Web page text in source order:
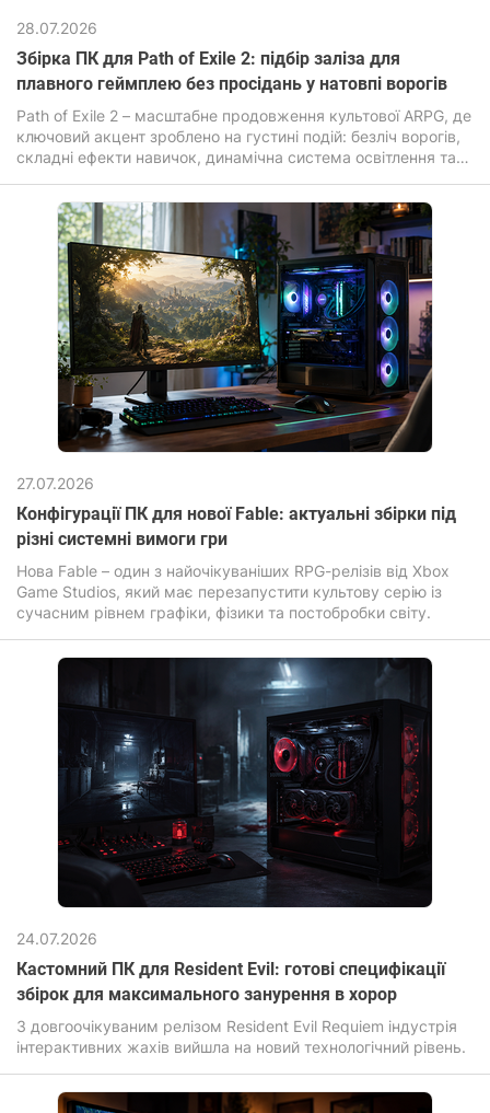
28.07.2026
Збірка ПК для Path of Exile 2: підбір заліза для
плавного геймплею без просідань у натовпі ворогів
Path of Exile 2 – масштабне продовження культової ARPG, де
ключовий акцент зроблено на густині подій: безліч ворогів,
складні ефекти навичок, динамічна система освітлення та
27.07.2026
Конфігурації ПК для нової Fable: актуальні збірки під
різні системні вимоги гри
Нова Fable – один з найочікуваніших RPG-релізів від Xbox
Game Studios, який має перезапустити культову серію із
сучасним рівнем графіки, фізики та постобробки світу.
24.07.2026
Кастомний ПК для Resident Evil: готові специфікації
збірок для максимального занурення в хорор
З довгоочікуваним релізом Resident Evil Requiem індустрія
інтерактивних жахів вийшла на новий технологічний рівень.